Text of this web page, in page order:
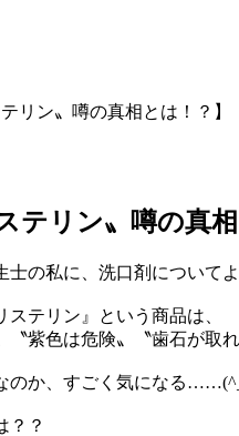
リン〟噂の真相とは！？】
テリン〟噂の真相
士の私に、洗口剤について
テリン』という商品は、
〝紫色は危険〟〝歯石が取
のか、すごく気になる
？？